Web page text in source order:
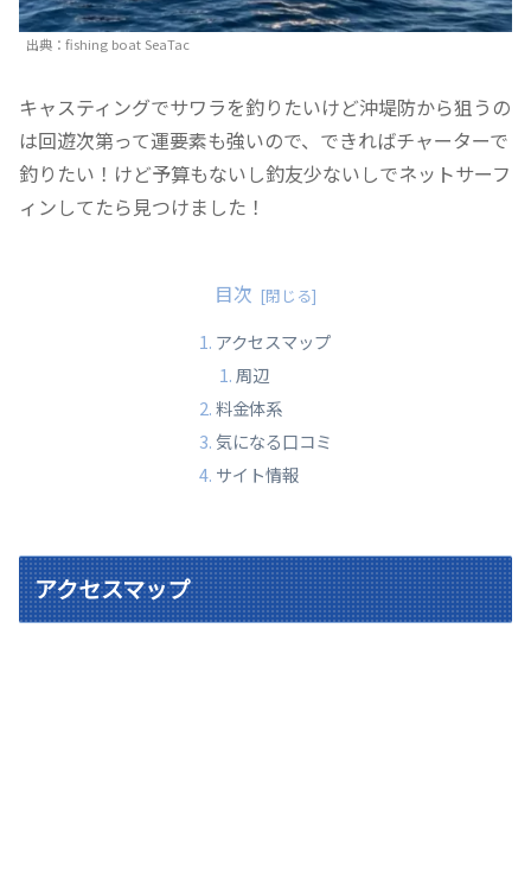
出典：fishing boat SeaTac
キャスティングでサワラを釣りたいけど沖堤防から狙うの
は回遊次第って運要素も強いので、できればチャーターで
釣りたい！けど予算もないし釣友少ないしでネットサーフ
ィンしてたら見つけました！
目次
アクセスマップ
周辺
料金体系
気になる口コミ
サイト情報
アクセスマップ